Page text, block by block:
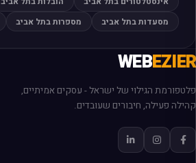
מסעדות בתל אביב
מספרות בתל אביב
WEBEZIER
פלטפורמת הגילוי של ישראל - עסקים אמיתיים,
קהילה פעילה, חיבורים שעובדים.